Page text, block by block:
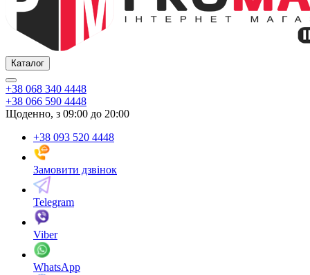
Каталог
+38 068 340 4448
+38 066 590 4448
Щоденно, з 09:00 до 20:00
+38 093 520 4448
Замовити дзвінок
Telegram
Viber
WhatsApp